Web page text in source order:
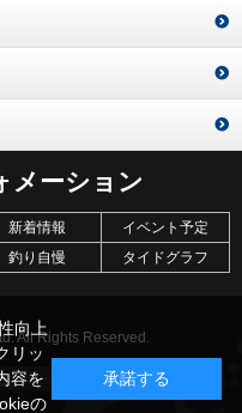
メーション
新着情報
イベント予定
釣り自慢
タイドグラフ
All Rights Reserved.
向上
リッ
容を
の
承諾する